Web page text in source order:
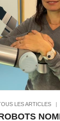
LES ARTICLES |